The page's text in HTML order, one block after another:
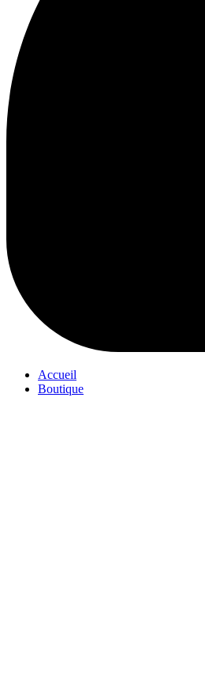
Accueil
Boutique